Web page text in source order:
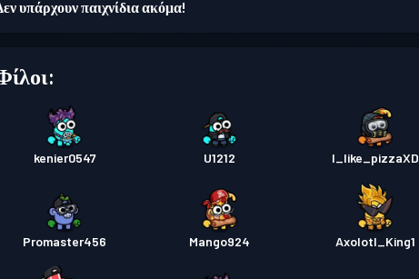
υπάρχουν παιχνίδια ακόμα!
kenier0547 U1212 I_like_pizzaXD
Promaster456 Mango924 Axolotl_King1